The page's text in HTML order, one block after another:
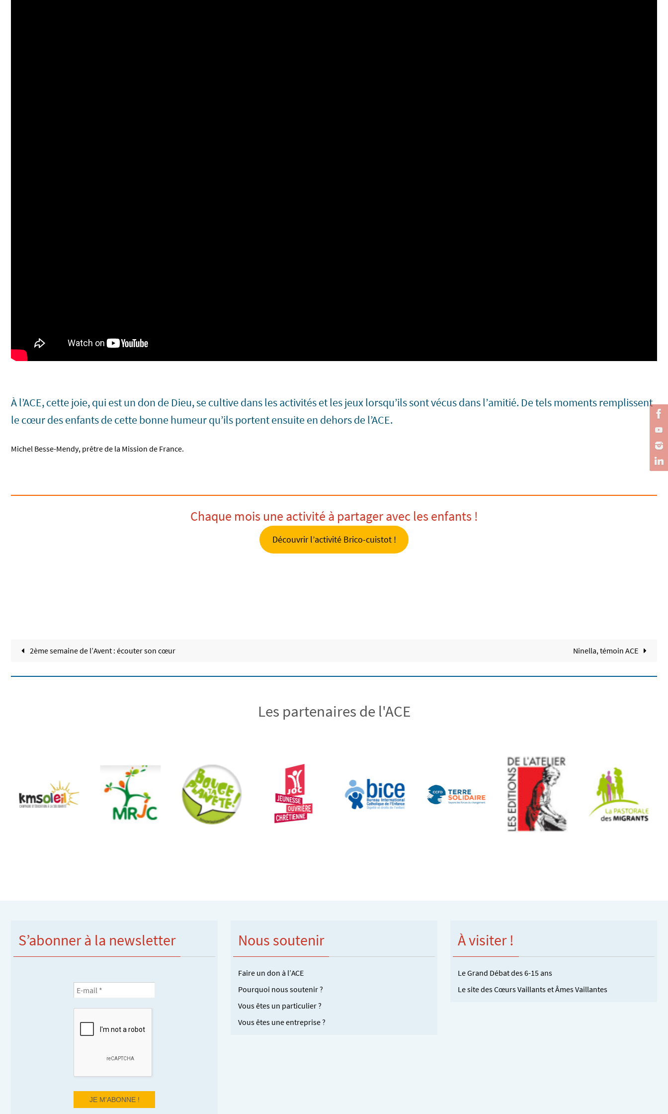
À l’ACE, cette joie, qui est un don de Dieu, se cultive dans les activités et les jeux lorsqu’ils sont vécus dans l’amitié. De tels moments remplissent
le cœur des enfants de cette bonne humeur qu’ils portent ensuite en dehors de l’ACE.
Michel Besse-Mendy, prêtre de la Mission de France.
Chaque mois une activité à partager avec les enfants !
Découvrir l’activité Brico-cuistot !
2ème semaine de l’Avent : écouter son cœur Ninella, témoin ACE
Les partenaires de l'ACE
S’abonner à la newsletter Nous soutenir
Faire un don à l’ACE
Pourquoi nous soutenir ?
Vous êtes un particulier ?
Vous êtes une entreprise ?
À visiter !
Le Grand Débat des 6-15 ans
Le site des Cœurs Vaillants et Âmes Vaillantes